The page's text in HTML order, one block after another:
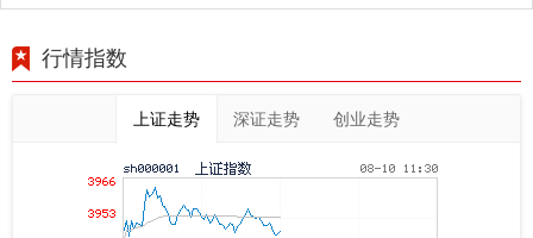
行情指数
上证走势 深证走势 创业走势